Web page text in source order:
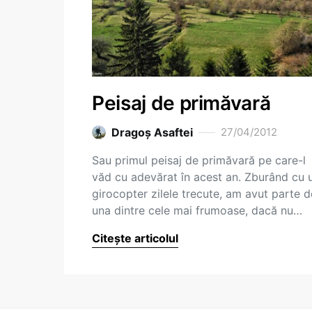
Peisaj de primăvară
Dragoş Asaftei 27/04/2012
Sau primul peisaj de primăvară pe care-l
văd cu adevărat în acest an. Zburând cu
girocopter zilele trecute, am avut parte
una dintre cele mai frumoase, dacă nu…
Citește articolul